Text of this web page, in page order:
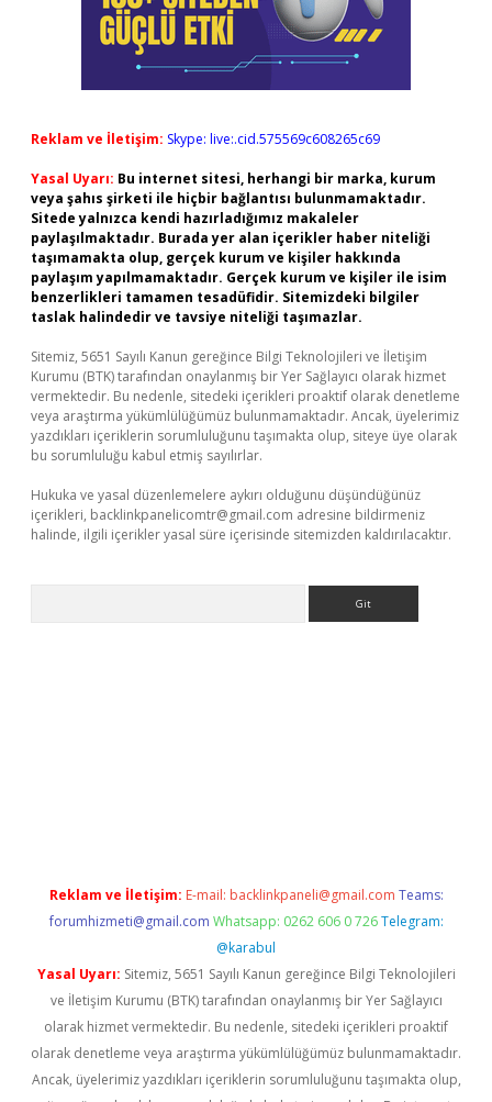
Reklam ve İletişim: Skype: live:.cid.575569c608265c69
Yasal Uyarı: Bu internet sitesi, herhangi bir marka, kurum
veya şahıs şirketi ile hiçbir bağlantısı bulunmamaktadır.
Sitede yalnızca kendi hazırladığımız makaleler
paylaşılmaktadır. Burada yer alan içerikler haber niteliği
taşımamakta olup, gerçek kurum ve kişiler hakkında
paylaşım yapılmamaktadır. Gerçek kurum ve kişiler ile isim
benzerlikleri tamamen tesadüfidir. Sitemizdeki bilgiler
taslak halindedir ve tavsiye niteliği taşımazlar.
Sitemiz, 5651 Sayılı Kanun gereğince Bilgi Teknolojileri ve İletişim
Kurumu (BTK) tarafından onaylanmış bir Yer Sağlayıcı olarak hizmet
vermektedir. Bu nedenle, sitedeki içerikleri proaktif olarak denetleme
veya araştırma yükümlülüğümüz bulunmamaktadır. Ancak, üyelerimiz
yazdıkları içeriklerin sorumluluğunu taşımakta olup, siteye üye olarak
bu sorumluluğu kabul etmiş sayılırlar.
Hukuka ve yasal düzenlemelere aykırı olduğunu düşündüğünüz
içerikleri, backlinkpanelicomtr@gmail.com adresine bildirmeniz
halinde, ilgili içerikler yasal süre içerisinde sitemizden kaldırılacaktır.
Reklam ve İletişim: E-mail: backlinkpaneli@gmail.com Teams:
forumhizmeti@gmail.com Whatsapp: 0262 606 0 726 Telegram:
@karabul
Yasal Uyarı: Sitemiz, 5651 Sayılı Kanun gereğince Bilgi Teknolojileri
ve İletişim Kurumu (BTK) tarafından onaylanmış bir Yer Sağlayıcı
olarak hizmet vermektedir. Bu nedenle, sitedeki içerikleri proaktif
olarak denetleme veya araştırma yükümlülüğümüz bulunmamaktadır.
Ancak, üyelerimiz yazdıkları içeriklerin sorumluluğunu taşımakta olup,